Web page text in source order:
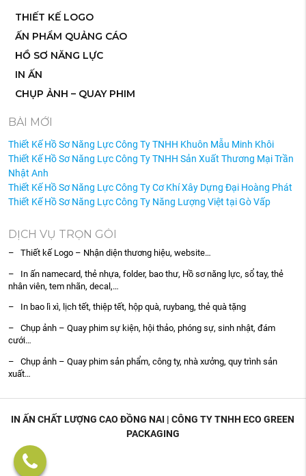
THIẾT KẾ LOGO
ẤN PHẨM QUẢNG CÁO
HỒ SƠ NĂNG LỰC
IN ẤN
CHỤP ẢNH – QUAY PHIM
BÀI MỚI
Thiết Kế Hồ Sơ Năng Lực Công Ty TNHH Khuôn Mẫu Minh Khôi
Thiết Kế Hồ Sơ Năng Lực Công Ty TNHH Sản Xuất Thương Mại Trần
Nhật Anh
Thiết Kế Hồ Sơ Năng Lực Công Ty Cơ Khí Xây Dựng Đại Hoàng Phát
Thiết Kế Hồ Sơ Năng Lực Công Ty Năng Lượng Việt tại Gò Vấp
DỊCH VỤ TRỌN GÓI
– Thiết kế Logo – Nhận diện thương hiệu, website…
– In ấn namecard, thẻ nhựa, folder, bao thư, Hồ sơ năng lực, sổ tay, thẻ
nhân viên, tem nhãn, decal,…
– In bao lì xì, lịch tết, thiệp tết, hộp quà, ruybang, thẻ quà tặng
– Chụp ảnh – Quay phim sự kiện, hội thảo, phóng sự, sinh nhật, đám
cưới…
– Chụp ảnh – Quay phim sản phẩm, công ty, nhà xưởng, quy trình sản
xuất…
IN ẤN CHẤT LƯỢNG CAO ĐỒNG NAI | CÔNG TY TNHH ECO GREEN
PACKAGING